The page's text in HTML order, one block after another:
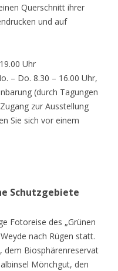
Querschnitt ihrer
und auf
Uhr
– Do. 8.30 – 16.00 Uhr,
(durch Tagungen
zur Ausstellung
Sie sich vor einem
Schutzgebiete
Fotoreise des „Grünen
nach Rügen statt.
dem Biosphärenreservat
Mönchgut, den